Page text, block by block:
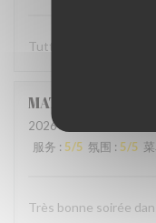
Tutto molto buono.
MATHIEU
2026-06-07
服务 : 5/5 氛围 : 5/5
Très bonne soirée